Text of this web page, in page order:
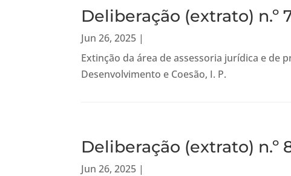
Deliberação (extrato) n.º
Jun 26, 2025 |
Extinção da área de assessoria jurídica e de
Desenvolvimento e Coesão, I. P.
Deliberação (extrato) n.º
Jun 26, 2025 |